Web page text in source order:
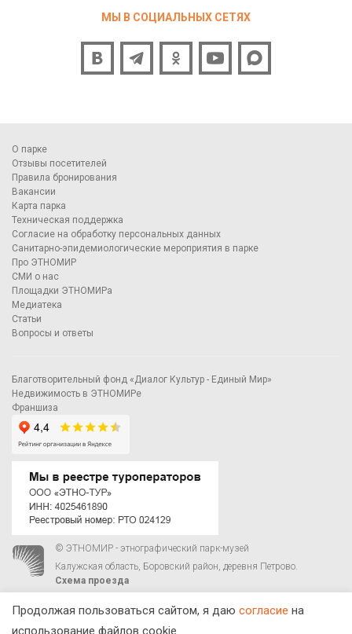
МЫ В СОЦИАЛЬНЫХ СЕТЯХ
О парке
Отзывы посетителей
Правила бронирования
Вакансии
Карта парка
Техническая поддержка
Согласие на обработку персональных данных
Санитарно-эпидемиологические мероприятия в парке
Про ЭТНОМИР
СМИ о нас
Площадки ЭТНОМИРа
Медиатека
Статьи
Вопросы и ответы
Благотворительный фонд «Диалог Культур - Единый Мир»
Недвижимость в ЭТНОМИРе
Франшиза
© ЭТНОМИР - этнографический парк-музей
Калужская область, Боровский район, деревня Петрово.
Схема проезда
Продолжая пользоваться сайтом, я даю согласие на
использование файлов cookie.